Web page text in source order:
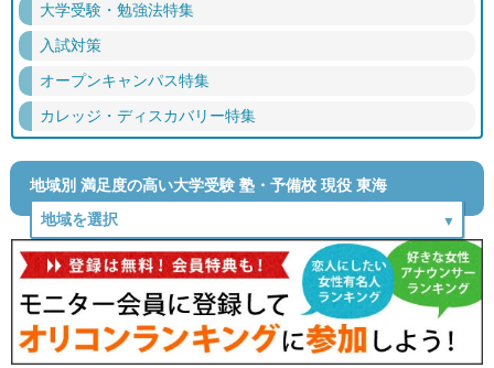
大学受験・勉強法特集
入試対策
オープンキャンパス特集
カレッジ・ディスカバリー特集
地域別 満足度の高い大学受験 塾・予備校 現役 東海